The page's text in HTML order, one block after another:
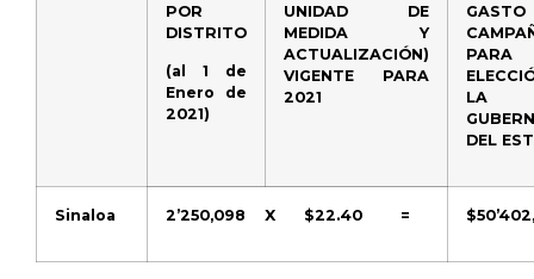
POR
DISTRITO
(al 1 de
Enero de
2021)
UNIDAD DE
MEDIDA Y
ACTUALIZACIÓN)
VIGENTE PARA
2021
LA
DEL
Sinaloa 2’250,098 X $22.40 =